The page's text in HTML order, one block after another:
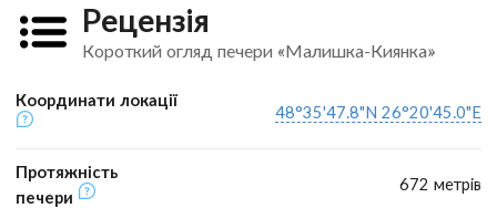
Рецензія
Короткий огляд печери «Малишка-Киянка»
Координати локації
48°35'47.8"N 26°20'45.0"E
Протяжність
печери
672 метрів